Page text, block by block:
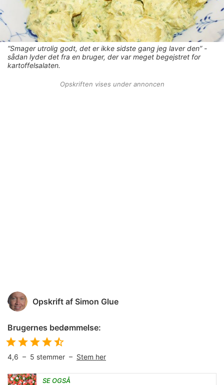
“Smager utrolig godt, det er ikke sidste gang jeg laver den” -
sådan lyder det fra en bruger, der var meget begejstret for
kartoffelsalaten.
Opskriften vises under annoncen
Opskrift af Simon Glue
Brugernes bedømmelse:
4,6 – 5 stemmer – Stem her
SE OGSÅ